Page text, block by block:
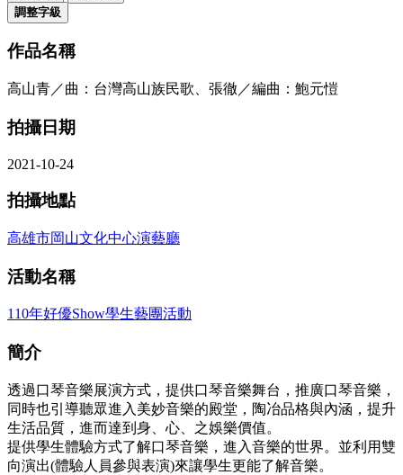
調整字級
作品名稱
高山青／曲：台灣高山族民歌、張徹／編曲：鮑元愷
拍攝日期
2021-10-24
拍攝地點
高雄市岡山文化中心演藝廳
活動名稱
110年好優Show學生藝團活動
簡介
透過口琴音樂展演方式，提供口琴音樂舞台，推廣口琴音樂，
同時也引導聽眾進入美妙音樂的殿堂，陶冶品格與內涵，提升
生活品質，進而達到身、心、之娛樂價值。
提供學生體驗方式了解口琴音樂，進入音樂的世界。並利用雙
向演出(體驗人員參與表演)來讓學生更能了解音樂。